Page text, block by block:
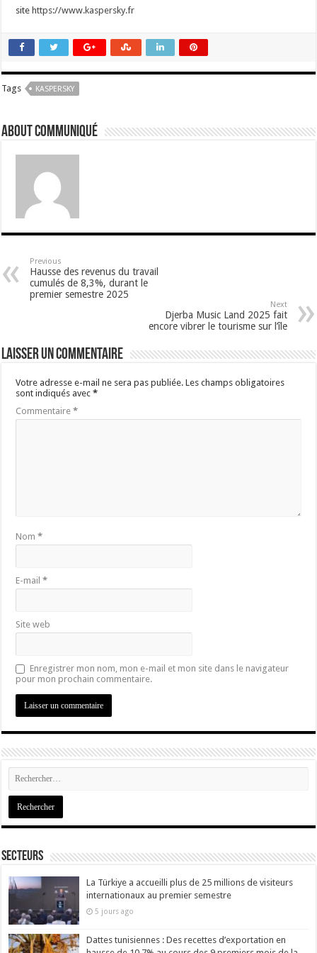
site https://www.kaspersky.fr
Tags KASPERSKY
About Communiqué
Previous
Hausse des revenus du travail
cumulés de 8,3%, durant le
premier semestre 2025
Next
Djerba Music Land 2025 fait
encore vibrer le tourisme sur l’île
Laisser un commentaire
Votre adresse e-mail ne sera pas publiée. Les champs obligatoires
sont indiqués avec*
Commentaire*
Nom*
E-mail*
Site web
Enregistrer mon nom, mon e-mail et mon site dans le navigateur
pour mon prochain commentaire.
Secteurs
La Türkiye a accueilli plus de 25 millions de visiteurs
internationaux au premier semestre
5 jours ago
Dattes tunisiennes : Des recettes d’exportation en